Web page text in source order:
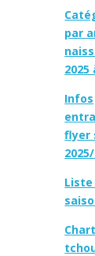
par
2025
Infos
flyer